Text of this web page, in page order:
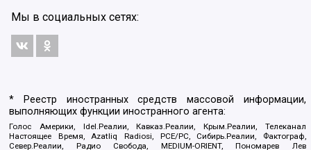
Мы в социальных сетях:
* Реестр иностранных средств массовой информации,
выполняющих функции иностранного агента:
Голос Америки, Idel.Реалии, Кавказ.Реалии, Крым.Реалии, Телеканал
Настоящее Время, Azatliq Radiosi, PCE/PC, Сибирь.Реалии, Фактограф,
Север.Реалии, Радио Свобода, MEDIUM-ORIENT, Пономарев Лев